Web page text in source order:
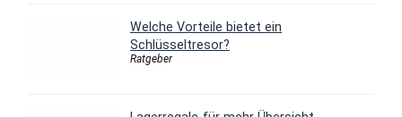
Welche Vorteile bietet ein
Schlüsseltresor?
Ratgeber